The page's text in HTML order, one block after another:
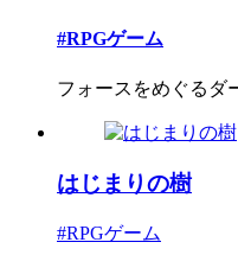
#RPGゲーム
フォースをめぐるダ
はじまりの樹
#RPGゲーム